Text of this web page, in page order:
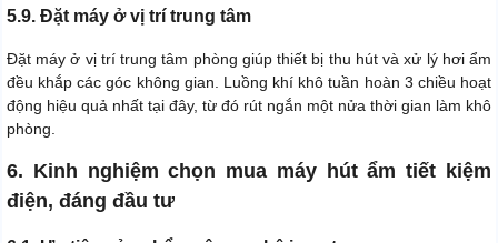
5.9. Đặt máy ở vị trí trung tâm
Đặt máy ở vị trí trung tâm phòng giúp thiết bị thu hút và xử lý hơi ẩm
đều khắp các góc không gian. Luồng khí khô tuần hoàn 3 chiều hoạt
động hiệu quả nhất tại đây, từ đó rút ngắn một nửa thời gian làm khô
phòng.
6. Kinh nghiệm chọn mua máy hút ẩm tiết kiệm
điện, đáng đầu tư